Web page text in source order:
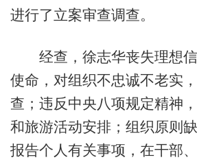
进行了立案审查调查。
经查，徐志华丧失理想信
使命，对组织不忠诚不老实
查；违反中央八项规定精神
和旅游活动安排；组织原则
报告个人有关事项，在干部